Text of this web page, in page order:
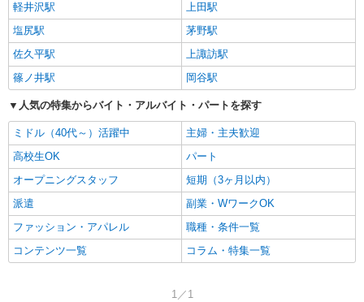
軽井沢駅
上田駅
塩尻駅
茅野駅
佐久平駅
上諏訪駅
篠ノ井駅
岡谷駅
人気の特集からバイト・アルバイト・パートを探す
ミドル（40代～）活躍中
主婦・主夫歓迎
高校生OK
パート
オープニングスタッフ
短期（3ヶ月以内）
派遣
副業・WワークOK
ファッション・アパレル
職種・条件一覧
コンテンツ一覧
コラム・特集一覧
1／1